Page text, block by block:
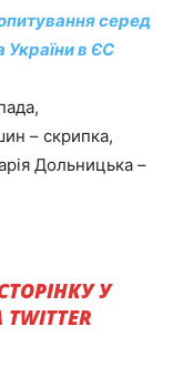
серед
в ЄС
– скрипка,
Дольницька –
У
TWITTER